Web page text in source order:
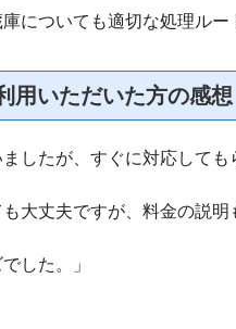
についても適切な処理ル
用いただいた方の感想
したが、すぐに対応しても
大丈夫ですが、料金の説
した。」